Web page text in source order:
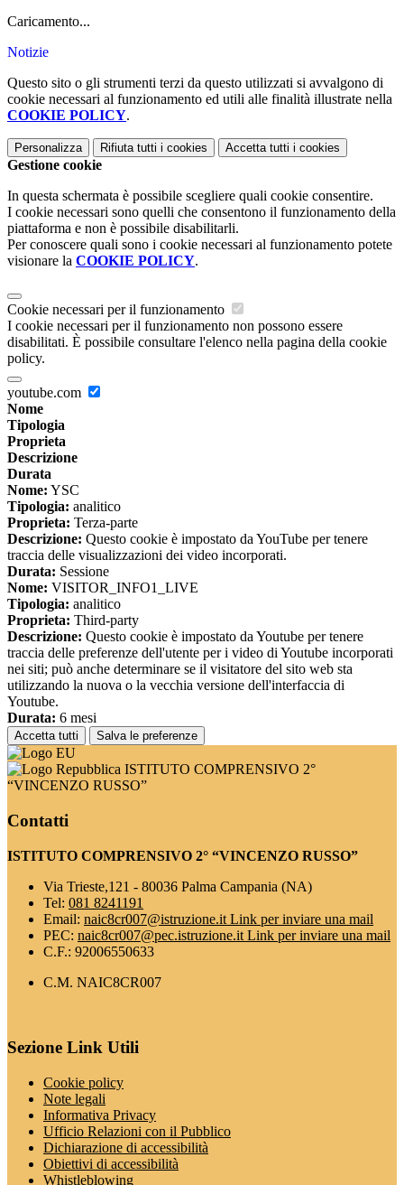
Caricamento...
Notizie
Questo sito o gli strumenti terzi da questo utilizzati si avvalgono di
cookie necessari al funzionamento ed utili alle finalità illustrate nella
COOKIE POLICY.
Personalizza Rifiuta tutti i cookies Accetta tutti i cookies
Gestione cookie
In questa schermata è possibile scegliere quali cookie consentire.
I cookie necessari sono quelli che consentono il funzionamento della
piattaforma e non è possibile disabilitarli.
Per conoscere quali sono i cookie necessari al funzionamento potete
visionare la COOKIE POLICY.
Cookie necessari per il funzionamento
I cookie necessari per il funzionamento non possono essere
disabilitati. È possibile consultare l'elenco nella pagina della cookie
policy.
youtube.com
Nome
Tipologia
Proprieta
Descrizione
Durata
Nome: YSC
Tipologia: analitico
Proprieta: Terza-parte
Descrizione: Questo cookie è impostato da YouTube per tenere
traccia delle visualizzazioni dei video incorporati.
Durata: Sessione
Nome: VISITOR_INFO1_LIVE
Tipologia: analitico
Proprieta: Third-party
Descrizione: Questo cookie è impostato da Youtube per tenere
traccia delle preferenze dell'utente per i video di Youtube incorporati
nei siti; può anche determinare se il visitatore del sito web sta
utilizzando la nuova o la vecchia versione dell'interfaccia di
Youtube.
Durata: 6 mesi
Accetta tutti Salva le preferenze
ISTITUTO COMPRENSIVO 2°
“VINCENZO RUSSO”
Contatti
ISTITUTO COMPRENSIVO 2° “VINCENZO RUSSO”
Via Trieste,121 - 80036 Palma Campania (NA)
Tel: 081 8241191
Email: naic8cr007@istruzione.it Link per inviare una mail
PEC: naic8cr007@pec.istruzione.it Link per inviare una mail
C.F.: 92006550633
C.M. NAIC8CR007
Sezione Link Utili
Cookie policy
Note legali
Informativa Privacy
Ufficio Relazioni con il Pubblico
Dichiarazione di accessibilità
Obiettivi di accessibilità
Whistleblowing